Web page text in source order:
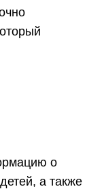
о
а также